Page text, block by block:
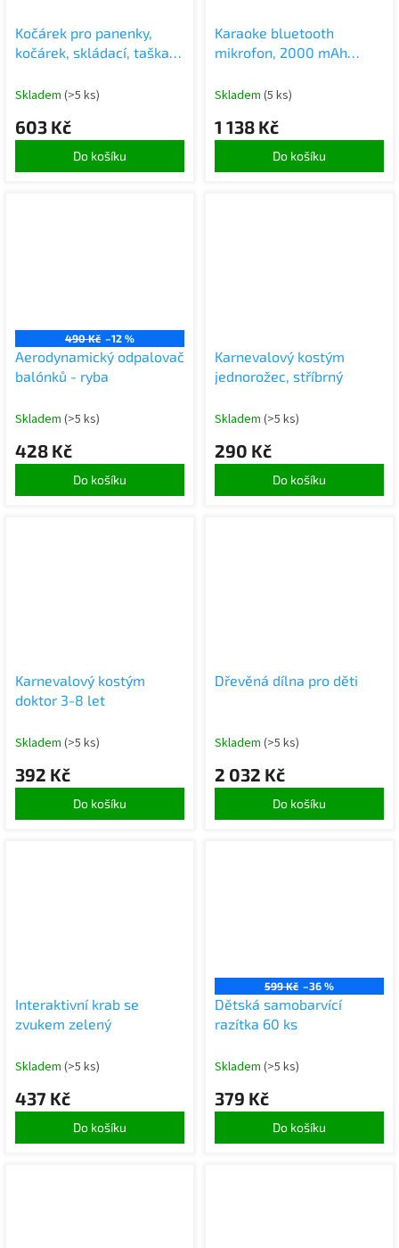
Kočárek pro panenky,
kočárek, skládací, taška,
Skladem (>5 ks)
603 Kč
Do košíku
Karaoke bluetooth
mikrofon, 2000 mAh
Skladem (5 ks)
1 138 Kč
Do košíku
490 Kč –12 %
Aerodynamický odpalovač
balónků - ryba
Skladem (>5 ks)
428 Kč
Do košíku
Karnevalový kostým
jednorožec, stříbrný
Skladem (>5 ks)
290 Kč
Do košíku
Karnevalový kostým
doktor 3-8 let
Skladem (>5 ks)
392 Kč
Do košíku
Dřevěná dílna pro děti
Skladem (>5 ks)
2 032 Kč
Do košíku
Interaktivní krab se
zvukem zelený
Skladem (>5 ks)
437 Kč
Do košíku
599 Kč –36 %
Dětská samobarvící
razítka 60 ks
Skladem (>5 ks)
379 Kč
Do košíku